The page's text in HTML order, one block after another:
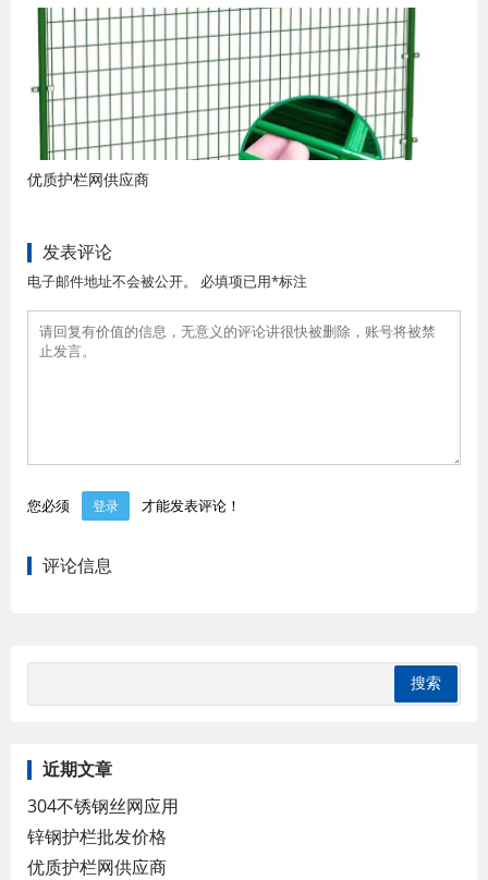
优质护栏网供应商
发表评论
电子邮件地址不会被公开。 必填项已用*标注
您必须 登录 才能发表评论！
评论信息
近期文章
304不锈钢丝网应用
锌钢护栏批发价格
优质护栏网供应商